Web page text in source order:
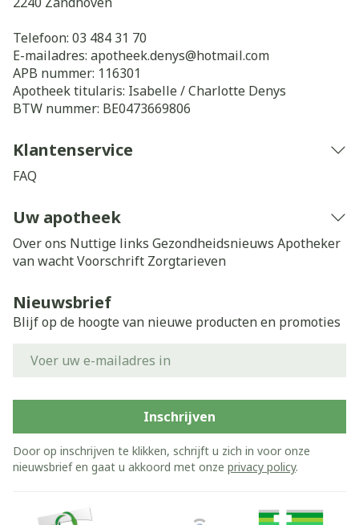
Telefoon: 03 484 31 70
E-mailadres: apotheek.denys@hotmail.com
APB nummer: 116301
Apotheek titularis: Isabelle / Charlotte Denys
BTW nummer: BE0473669806
Klantenservice
FAQ
Uw apotheek
Over ons Nuttige links Gezondheidsnieuws Apotheker
van wachtVoorschrift Zorgtarieven
Nieuwsbrief
Blijf op de hoogte van nieuwe producten en promoties
Inschrijven
Door op inschrijven te klikken, schrijft u zich in voor onze
nieuwsbrief en gaat u akkoord met onze privacy policy.